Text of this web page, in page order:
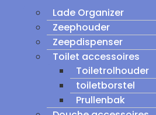
Lade Organizer
Zeephouder
Zeepdispenser
Toilet accessoires
Toiletrolhouder
toiletborstel
Prullenbak